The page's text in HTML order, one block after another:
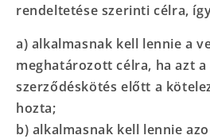
rendeltetése szerinti célra,
a) alkalmasnak kell lennie a
meghatározott célra, ha azt a
szerződéskötés előtt a
hozta;
b) alkalmasnak kell lennie